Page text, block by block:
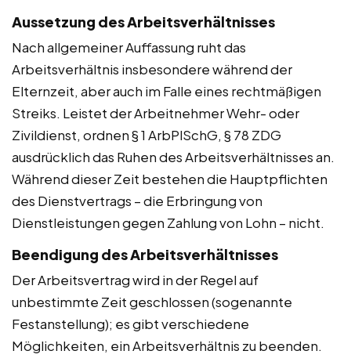
Aussetzung des Arbeitsverhältnisses
Nach allgemeiner Auffassung ruht das
Arbeitsverhältnis insbesondere während der
Elternzeit, aber auch im Falle eines rechtmäßigen
Streiks. Leistet der Arbeitnehmer Wehr- oder
Zivildienst, ordnen § 1 ArbPlSchG, § 78 ZDG
ausdrücklich das Ruhen des Arbeitsverhältnisses an.
Während dieser Zeit bestehen die Hauptpflichten
des Dienstvertrags – die Erbringung von
Dienstleistungen gegen Zahlung von Lohn – nicht.
Beendigung des Arbeitsverhältnisses
Der Arbeitsvertrag wird in der Regel auf
unbestimmte Zeit geschlossen (sogenannte
Festanstellung); es gibt verschiedene
Möglichkeiten, ein Arbeitsverhältnis zu beenden.